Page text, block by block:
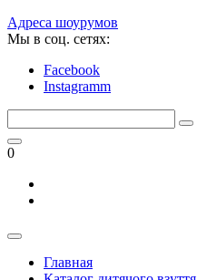
Адреса шоурумов
Мы в соц. сетях:
Facebook
Instagramm
0
Главная